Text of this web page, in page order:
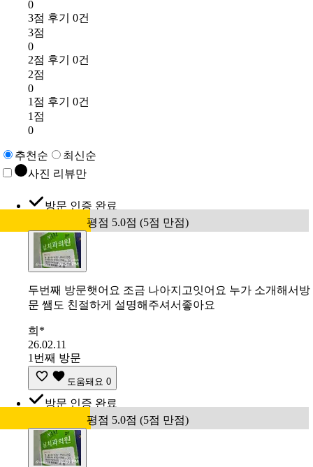
0
3점 후기 0건
3점
0
2점 후기 0건
2점
0
1점 후기 0건
1점
0
추천순
최신순
사진 리뷰만
방문 인증 완료
평점 5.0점 (5점 만점)
두번째 방문햇어요 조금 나아지고잇어요 누가 소개해서방
문 쌤도 친절하게 설명해주셔서좋아요
희*
26.02.11
1번째 방문
도움돼요 0
방문 인증 완료
평점 5.0점 (5점 만점)